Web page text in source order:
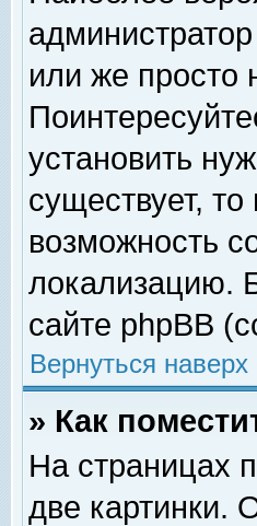
или же просто
установить
существует,
возможность
локализацию.
сайте phpBB
Вернуться наверх
» Как
На страницах
две картинки.